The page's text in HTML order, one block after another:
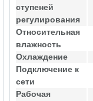
ступеней
регулирования
Относительная
влажность
Охлаждение
Подключение к
сети
Рабочая